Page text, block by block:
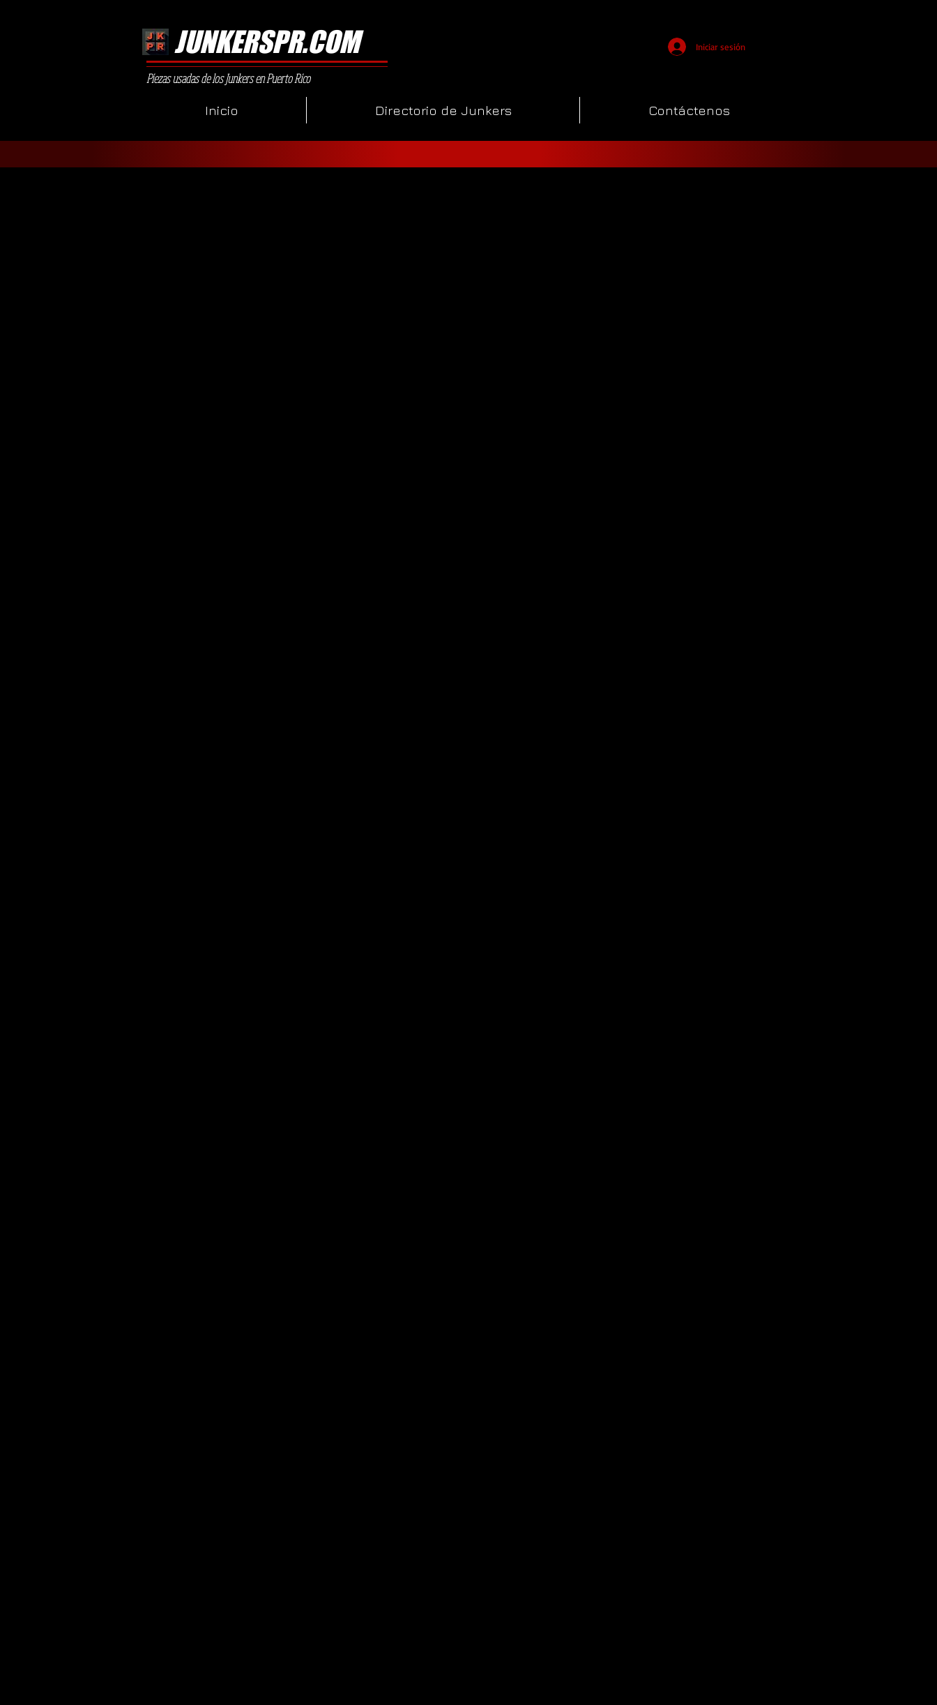
JUNKERSPR.COM Iniciar sesión
Piezas usadas de los Junkers en Puerto Rico
Inicio Directorio de Junkers Contáctenos